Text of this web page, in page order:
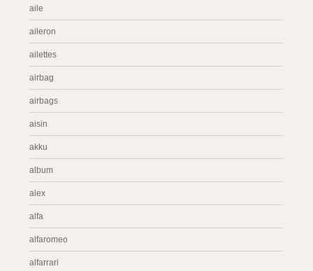
aile
aileron
ailettes
airbag
airbags
aisin
akku
album
alex
alfa
alfaromeo
alfarrari